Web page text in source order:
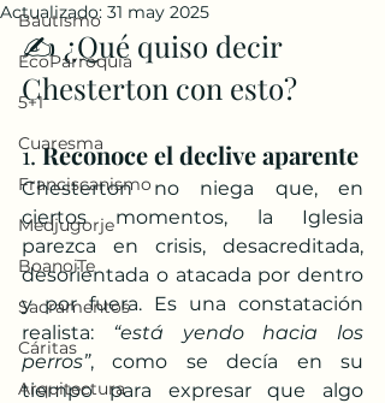
Bautismo
EcoParroquia
5+1
Cuaresma
Franciscanismo
Medjugorje
BoanoiTe
Sacramentos
Cáritas
Arquitectura
Actualizado: 31 may 2025
✍️ ¿Qué quiso decir
Chesterton con esto?
1. Reconoce el declive aparente
Chesterton no niega que, en
ciertos momentos, la Iglesia
parezca en crisis, desacreditada,
desorientada o atacada por dentro
y por fuera. Es una constatación
realista: “está yendo hacia los
perros”, como se decía en su
tiempo para expresar que algo